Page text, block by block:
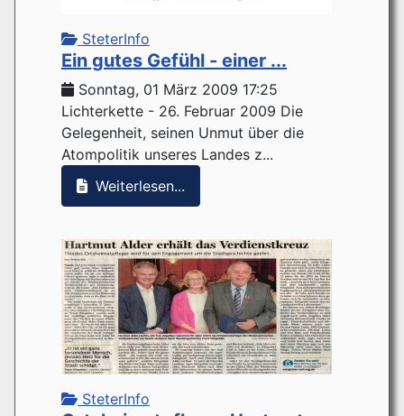
SteterInfo
Ein gutes Gefühl - einer ...
Sonntag, 01 März 2009 17:25
Lichterkette - 26. Februar 2009 Die
Gelegenheit, seinen Unmut über die
Atompolitik unseres Landes z...
Weiterlesen...
SteterInfo